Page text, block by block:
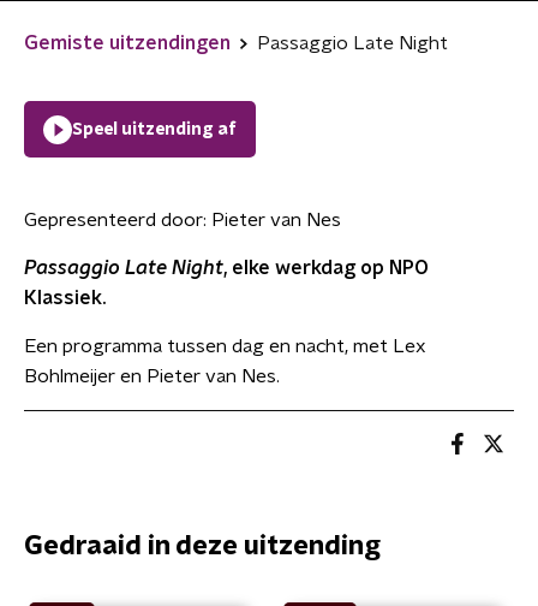
Gemiste uitzendingen Passaggio Late Night
Speel uitzending af
Gepresenteerd door: Pieter van Nes
Passaggio Late Night, elke werkdag op NPO
Klassiek.
Een programma tussen dag en nacht, met Lex
Bohlmeijer en Pieter van Nes.
Gedraaid in deze uitzending